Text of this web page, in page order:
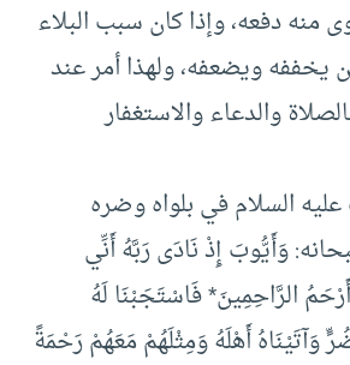
منه دفعه، وإذا كان سبب البلاء
يخففه ويضعفه، ولهذا أمر عند
والدعاء والاستغفار
السلام في بلواه وضره
وَأَيُّوبَ إِذْ نَادَى رَبَّهُ أَنِّي
الرَّاحِمِينَ* فَاسْتَجَبْنَا لَهُ
وَآتَيْنَاهُ أَهْلَهُ وَمِثْلَهُمْ مَعَهُمْ رَحْمَةً